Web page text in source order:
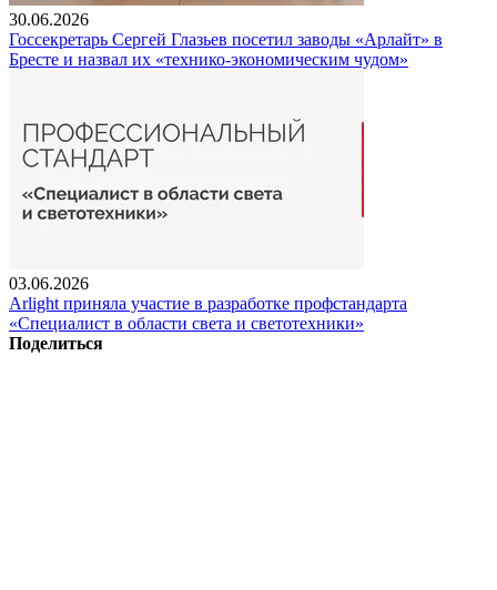
30.06.2026
Госсекретарь Сергей Глазьев посетил заводы «Арлайт» в
Бресте и назвал их «технико-экономическим чудом»
03.06.2026
Arlight приняла участие в разработке профстандарта
«Специалист в области света и светотехники»
Поделиться